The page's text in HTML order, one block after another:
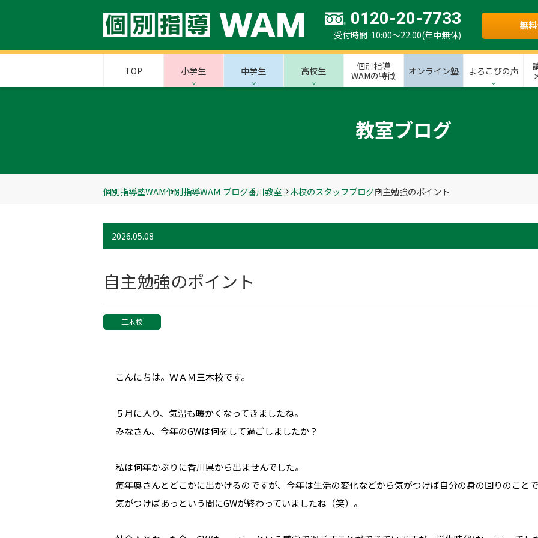
0120-20-7733
受付時間 10:00～22:00(年中無休)
無
TOP 小学生 中学生 高校生
個別指導
WAMの特徴
オンライン塾 よろこびの声
教室ブログ
個別指導塾WAM個別指導WAM ブログ香川教室三木校のスタッフブログ自主勉強のポイント
2026.05.08
自主勉強のポイント
三木校
こんにちは。ＷＡＭ三木校です。
５月に入り、気温も暖かくなってきましたね。
みなさん、今年のGWは何をして過ごしましたか？
私は何年かぶりに香川県から出ませんでした。
毎年奥さんとどこかに出かけるのですが、今年は生活の変化などから気がつけば自分の身の回りのこと
気がつけばあっという間にGWが終わっていましたね（笑）。